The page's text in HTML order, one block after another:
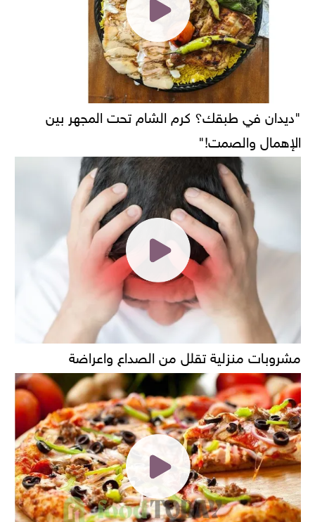
"ديدان في طبقك؟ كرم الشام تحت المجهر بين
الإهمال والصمت!"
مشروبات منزلية تقلل من الصداع واعراضة